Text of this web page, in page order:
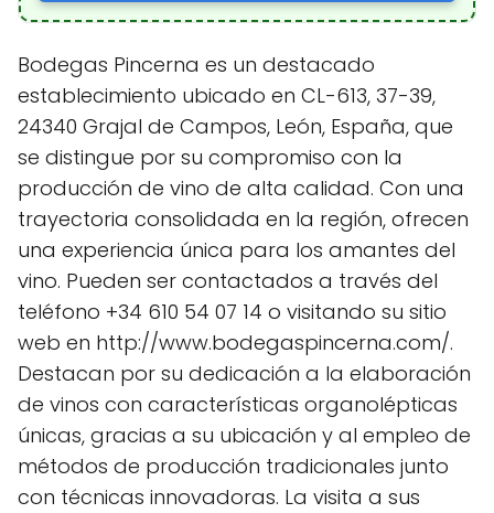
Bodegas Pincerna es un destacado
establecimiento ubicado en CL-613, 37-39,
24340 Grajal de Campos, León, España, que
se distingue por su compromiso con la
producción de vino de alta calidad. Con una
trayectoria consolidada en la región, ofrecen
una experiencia única para los amantes del
vino. Pueden ser contactados a través del
teléfono +34 610 54 07 14 o visitando su sitio
web en http://www.bodegaspincerna.com/.
Destacan por su dedicación a la elaboración
de vinos con características organolépticas
únicas, gracias a su ubicación y al empleo de
métodos de producción tradicionales junto
con técnicas innovadoras. La visita a sus